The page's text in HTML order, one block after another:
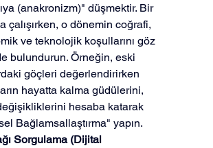
(anakronizm)" düşmektir. Bir
çalışırken, o dönemin coğrafi,
ve teknolojik koşullarını göz
bulundurun. Örneğin, eski
göçleri değerlendirirken
hayatta kalma güdülerini,
hesaba katarak
Bağlamsallaştırma" yapın.
Sorgulama (Dijital